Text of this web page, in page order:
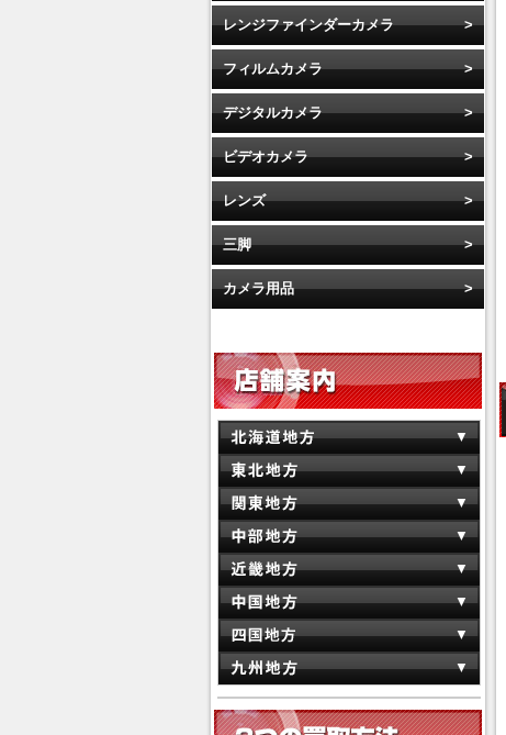
レンジファインダーカメラ
フィルムカメラ
デジタルカメラ
ビデオカメラ
レンズ
三脚
カメラ用品